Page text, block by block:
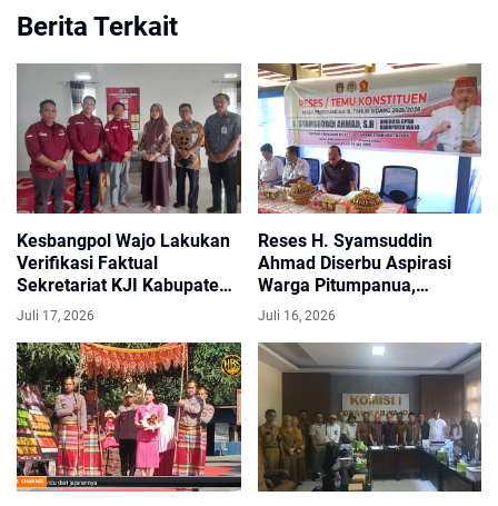
Berita Terkait
Kesbangpol Wajo Lakukan
Verifikasi Faktual
Sekretariat KJI Kabupaten
Wajo
Juli 17, 2026
Reses H. Syamsuddin
Ahmad Diserbu Aspirasi
Warga Pitumpanua,
Infrastruktur hingga Listrik
Jadi Prioritas
Juli 16, 2026